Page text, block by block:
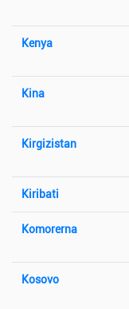
Kenya
Kina
Kirgizistan
Kiribati
Komorerna
Kosovo